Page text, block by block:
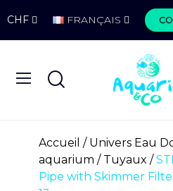
CHF FRANÇAIS
Accueil Univers Eau
aquarium
Tuyaux
Pipe with Skimmer